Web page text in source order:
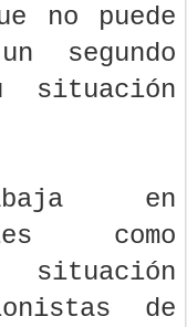
no puede
segundo
situación
en
como
de